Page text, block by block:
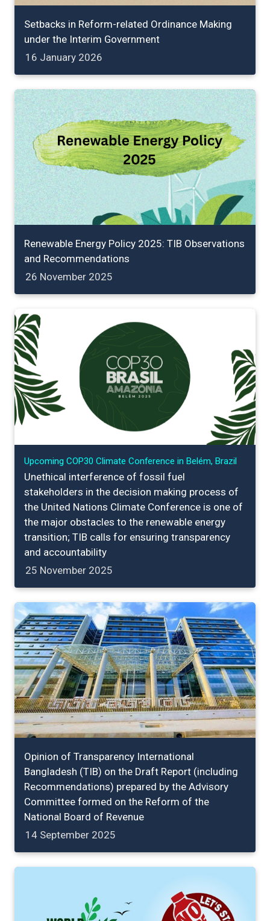
Setbacks in Reform-related Ordinance Making
under the Interim Government
16 January 2026
Renewable Energy Policy 2025: TIB Observations
and Recommendations
26 November 2025
Upcoming COP30 Climate Conference in Belém, Brazil
Unethical interference of fossil fuel
stakeholders in the decision making process of
the United Nations Climate Conference is one of
the major obstacles to the renewable energy
transition; TIB calls for ensuring transparency
and accountability
25 November 2025
Opinion of Transparency International
Bangladesh (TIB) on the Draft Report (including
Recommendations) prepared by the Advisory
Committee formed on the Reform of the
National Board of Revenue
14 September 2025